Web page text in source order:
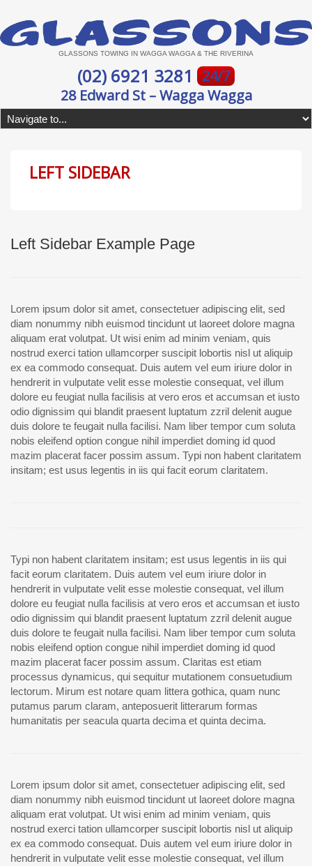
GLASSONS TOWING IN WAGGA WAGGA & THE RIVERINA
(02) 6921 3281
24/7
28 Edward St – Wagga Wagga
LEFT SIDEBAR
Left Sidebar Example Page
Lorem ipsum dolor sit amet, consectetuer adipiscing elit, sed
diam nonummy nibh euismod tincidunt ut laoreet dolore magna
aliquam erat volutpat. Ut wisi enim ad minim veniam, quis
nostrud exerci tation ullamcorper suscipit lobortis nisl ut aliquip
ex ea commodo consequat. Duis autem vel eum iriure dolor in
hendrerit in vulputate velit esse molestie consequat, vel illum
dolore eu feugiat nulla facilisis at vero eros et accumsan et iusto
odio dignissim qui blandit praesent luptatum zzril delenit augue
duis dolore te feugait nulla facilisi. Nam liber tempor cum soluta
nobis eleifend option congue nihil imperdiet doming id quod
mazim placerat facer possim assum. Typi non habent claritatem
insitam; est usus legentis in iis qui facit eorum claritatem.
Typi non habent claritatem insitam; est usus legentis in iis qui
facit eorum claritatem. Duis autem vel eum iriure dolor in
hendrerit in vulputate velit esse molestie consequat, vel illum
dolore eu feugiat nulla facilisis at vero eros et accumsan et iusto
odio dignissim qui blandit praesent luptatum zzril delenit augue
duis dolore te feugait nulla facilisi. Nam liber tempor cum soluta
nobis eleifend option congue nihil imperdiet doming id quod
mazim placerat facer possim assum. Claritas est etiam
processus dynamicus, qui sequitur mutationem consuetudium
lectorum. Mirum est notare quam littera gothica, quam nunc
putamus parum claram, anteposuerit litterarum formas
humanitatis per seacula quarta decima et quinta decima.
Lorem ipsum dolor sit amet, consectetuer adipiscing elit, sed
diam nonummy nibh euismod tincidunt ut laoreet dolore magna
aliquam erat volutpat. Ut wisi enim ad minim veniam, quis
nostrud exerci tation ullamcorper suscipit lobortis nisl ut aliquip
ex ea commodo consequat. Duis autem vel eum iriure dolor in
hendrerit in vulputate velit esse molestie consequat, vel illum